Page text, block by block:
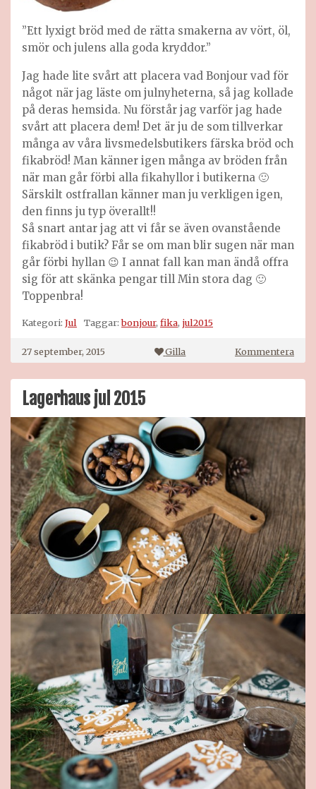
”Ett lyxigt bröd med de rätta smakerna av vört, öl,
smör och julens alla goda kryddor.”
Jag hade lite svårt att placera vad Bonjour vad för
något när jag läste om julnyheterna, så jag kollade
på deras hemsida. Nu förstår jag varför jag hade
svårt att placera dem! Det är ju de som tillverkar
många av våra livsmedelsbutikers färska bröd och
fikabröd! Man känner igen många av bröden från
när man går förbi alla fikahyllor i butikerna 🙂
Särskilt ostfrallan känner man ju verkligen igen,
den finns ju typ överallt!!
Så snart antar jag att vi får se även ovanstående
fikabröd i butik? Får se om man blir sugen när man
går förbi hyllan 😉 I annat fall kan man ändå offra
sig för att skänka pengar till Min stora dag 🙂
Toppenbra!
Kategori: Jul Taggar:bonjour, fika, jul2015
27 september, 2015 Gilla Kommenterapå
Nytt
Lagerhaus jul 2015